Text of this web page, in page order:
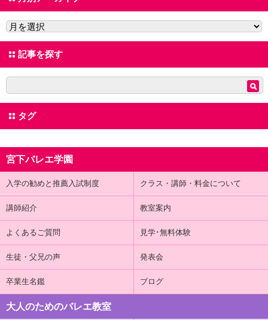
記事を探す
タグ
宮下バレエ学園
入学の勧めと推薦入試制度 クラス・講師・料金について
講師紹介 教室案内
よくあるご質問 見学･無料体験
生徒・父兄の声 発表会
卒業生名鑑 ブログ
大人のためのバレエ教室